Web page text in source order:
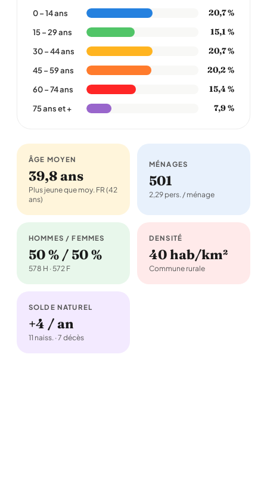
0 – 14 ans 20,7 %
15 – 29 ans 15,1 %
30 – 44 ans 20,7 %
45 – 59 ans 20,2 %
60 – 74 ans 15,4 %
75 ans et + 7,9 %
ÂGE MOYEN
39,8 ans
Plus jeune que moy. FR (42
ans)
MÉNAGES
501
2,29 pers. / ménage
HOMMES / FEMMES
50 % / 50 %
578 H · 572 F
DENSITÉ
40 hab/km²
Commune rurale
SOLDE NATUREL
+4 / an
11 naiss. · 7 décès